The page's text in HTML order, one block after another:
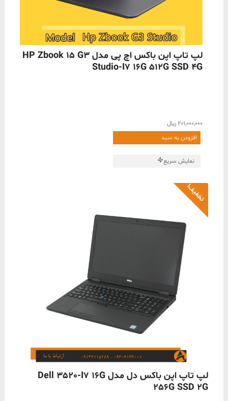
ناموجود
لپ تاپ اپن باکس اچ پی مدل HP Zbook 15 G3
Studio-I7 16G 512G SSD 4G
201,000,000 ﷼
افزودن به سبد
نمایش سریع
تخفیف!
ناموجود
لپ تاپ اپن باکس دل مدل Dell 3520-I7 16G
256G SSD 2G